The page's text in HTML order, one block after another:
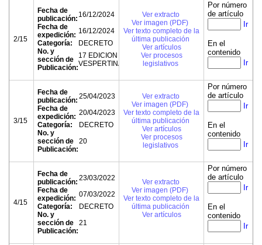
2/15
Fecha de
publicación: 16/12/2024
Fecha de
expedición: 16/12/2024
Categoría:
DECRETO
No. y
sección de
Publicación:
17 EDICION
VESPERTINA
Ver extracto
Ver imagen (PDF)
Ver texto completo de la
última publicación
Ver artículos
Ver procesos
legislativos
Por número
de artículo
Ir
En el
contenido
Ir
3/15
Fecha de
publicación: 25/04/2023
Fecha de
expedición: 20/04/2023
Categoría:
DECRETO
No. y
sección de
Publicación:
20
Ver extracto
Ver imagen (PDF)
Ver texto completo de la
última publicación
Ver artículos
Ver procesos
legislativos
Por número
de artículo
Ir
En el
contenido
Ir
4/15
Fecha de
publicación: 23/03/2022
Fecha de
expedición: 07/03/2022
Categoría:
DECRETO
No. y
sección de
Publicación:
21
Ver extracto
Ver imagen (PDF)
Ver texto completo de la
última publicación
Ver artículos
Por número
de artículo
Ir
En el
contenido
Ir